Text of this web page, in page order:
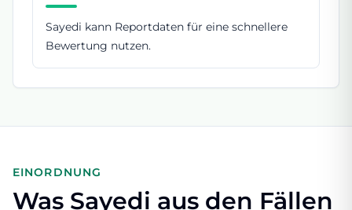
Sayedi kann Reportdaten für eine schnellere
Bewertung nutzen.
EINORDNUNG
Was Sayedi aus den Fällen